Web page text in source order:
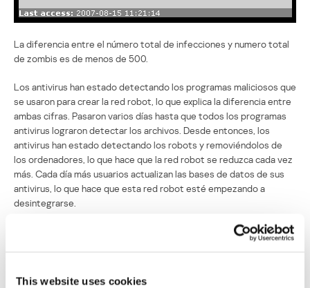
This website uses cookies
La diferencia entre el número total de infecciones y numero total
de zombis es de menos de 500.
Los antivirus han estado detectando los programas maliciosos que
se usaron para crear la red robot, lo que explica la diferencia entre
ambas cifras. Pasaron varios días hasta que todos los programas
antivirus lograron detectar los archivos. Desde entonces, los
antivirus han estado detectando los robots y removiéndolos de
los ordenadores, lo que hace que la red robot se reduzca cada vez
más. Cada día más usuarios actualizan las bases de datos de sus
antivirus, lo que hace que esta red robot esté empezando a
desintegrarse.
La red zombi empieza a perder terreno
Su dirección de correo electrónico no será publicada.